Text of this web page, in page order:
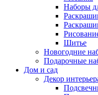
Наборы
Шитье
Новогодние
Подарочные
Дом и сад
Декор